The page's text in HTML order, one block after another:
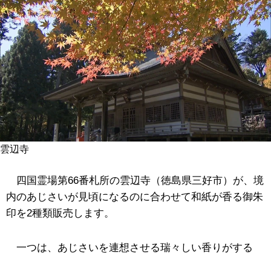
雲辺寺
四国霊場第66番札所の雲辺寺（徳島県三好市）が、境
内のあじさいが見頃になるのに合わせて和紙が香る御朱
印を2種類販売します。
一つは、あじさいを連想させる瑞々しい香りがする